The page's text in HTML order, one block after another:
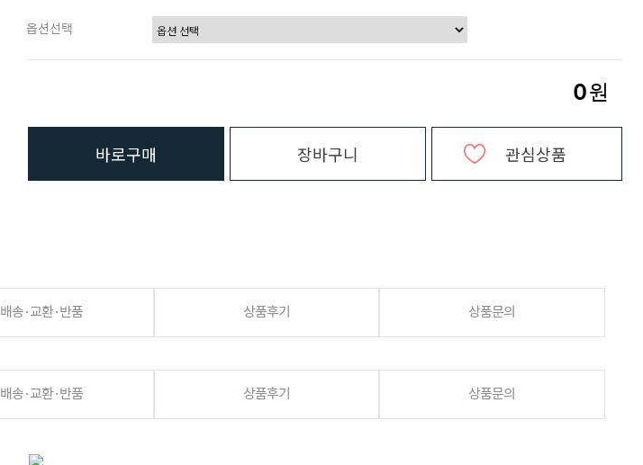
옵션선택
0원
바로구매 장바구니 관심상품
배송·교환·반품 상품후기 상품문의
배송·교환·반품 상품후기 상품문의